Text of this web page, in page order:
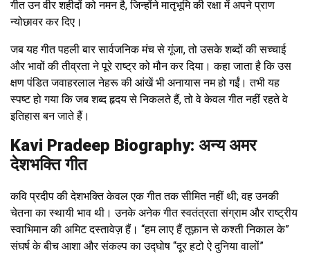
गीत उन वीर शहीदों को नमन है, जिन्होंने मातृभूमि की रक्षा में अपने प्राण
न्योछावर कर दिए।
जब यह गीत पहली बार सार्वजनिक मंच से गूंजा, तो उसके शब्दों की सच्चाई
और भावों की तीव्रता ने पूरे राष्ट्र को मौन कर दिया। कहा जाता है कि उस
क्षण पंडित जवाहरलाल नेहरू की आंखें भी अनायास नम हो गईं। तभी यह
स्पष्ट हो गया कि जब शब्द हृदय से निकलते हैं, तो वे केवल गीत नहीं रहते वे
इतिहास बन जाते हैं।
Kavi Pradeep Biography: अन्य अमर
देशभक्ति गीत
कवि प्रदीप की देशभक्ति केवल एक गीत तक सीमित नहीं थी; वह उनकी
चेतना का स्थायी भाव थी। उनके अनेक गीत स्वतंत्रता संग्राम और राष्ट्रीय
स्वाभिमान की अमिट दस्तावेज़ हैं। “हम लाए हैं तूफ़ान से कश्ती निकाल के”
संघर्ष के बीच आशा और संकल्प का उद्घोष “दूर हटो ऐ दुनिया वालों”